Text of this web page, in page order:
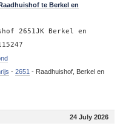
te Berkel en
2651JK Berkel en
- 2651 - Raadhuishof, Berkel en
24 July 2026